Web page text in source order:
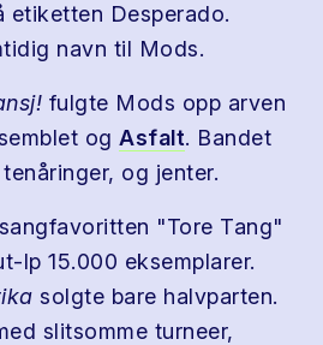
etiketten Desperado.
navn til Mods.
fulgte Mods opp arven
og Asfalt. Bandet
og jenter.
"Tore Tang"
lp 15.000 eksemplarer.
solgte bare halvparten.
slitsomme turneer,